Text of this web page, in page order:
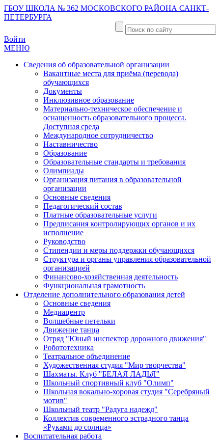
ГБОУ ШКОЛА № 362 МОСКОВСКОГО РАЙОНА САНКТ-
ПЕТЕРБУРГА
Войти
МЕНЮ
Сведения об образовательной организации
Вакантные места для приёма (перевода)
обучающихся
Документы
Инклюзивное образование
Материально-техническое обеспечение и
оснащенность образовательного процесса.
Доступная среда
Международное сотрудничество
Наставничество
Образование
Образовательные стандарты и требования
Олимпиады
Организация питания в образовательной
организации
Основные сведения
Педагогический состав
Платные образовательные услуги
Предписания контролирующих органов и их
исполнение
Руководство
Стипендии и меры поддержки обучающихся
Структура и органы управления образовательной
организацией
Финансово-хозяйственная деятельность
Функциональная грамотность
Отделение дополнительного образования детей
Основные сведения
Медиацентр
Волшебные петельки
Движение танца
Отряд "Юный инспектор дорожного движения"
Робототехника
Театральное объединение
Художественная студия "Мир творчества"
Шахматы. Клуб "БЕЛАЯ ЛАДЬЯ"
Школьный спортивный клуб "Олимп"
Школьная вокально-хоровая студия "Серебряный
мотив"
Школьный театр "Радуга надежд"
Коллектив современного эстрадного танца
«Руками до солнца»
Воспитательная работа